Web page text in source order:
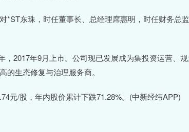
东珠，时任董事长、总经理席惠明，时任财务总
2017年9月上市。公司现已发展成为集投资运营、
的生态修复与治理服务商。
/股，年内股价累计下跌71.28%。(中新经纬APP)